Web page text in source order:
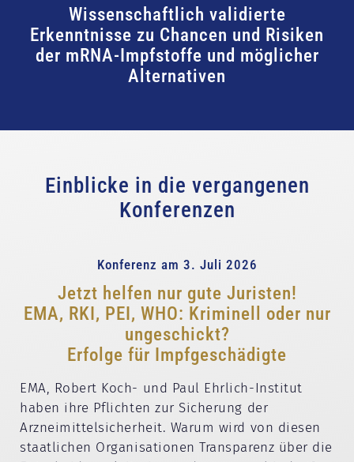
Wissenschaftlich validierte
Erkenntnisse zu Chancen und Risiken
der mRNA-Impfstoffe und möglicher
Alternativen
Einblicke in die vergangenen
Konferenzen
Konferenz am 3. Juli 2026
Jetzt helfen nur gute Juristen!
EMA, RKI, PEI, WHO: Kriminell oder nur
ungeschickt?
Erfolge für Impfgeschädigte
EMA, Robert Koch- und Paul Ehrlich-Institut
haben ihre Pflichten zur Sicherung der
Arzneimittelsicherheit. Warum wird von diesen
staatlichen Organisationen Transparenz über die